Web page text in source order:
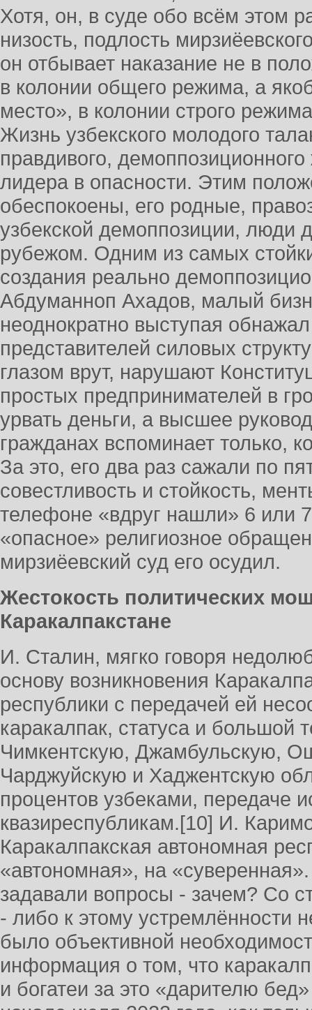
Хотя, он, в суде обо всём этом
низость, подлость
он отбывает наказание не в
в колонии общего режима, а
место», в колонии строго
Жизнь узбекского молодого
правдивого,
лидера в опасности. Этим
обеспокоены, его родные,
узбекской демоппозиции, люди
рубежом. Одним из самых
создания реально
Абдуманноп Ахадов, малый
неоднократно выступая
представителей силовых
глазом врут, нарушают
простых предпринимателей в
урвать деньги, а высшее
гражданах вспоминает только,
За это, его два раз сажали по
совестливость и стойкость,
телефоне «вдруг нашли» 6 или
«опасное» религиозное
мирзиёевский суд его осудил.
Жестокость политических
Каракалпакстане
И. Сталин, мягко говоря
основу возникновения
республики с передачей ей
каракалпак, статуса и большой
Чимкентскую, Джамбульскую,
Чарджуйскую и Хаджентскую
процентов узбеками, передаче
квазиреспубликам.[10] И.
Каракалпакская автономная
«автономная», на
задавали вопросы - зачем? Со
- либо к этому устремлённости
было объективной
информация о том, что
и богатеи за это «дарителю